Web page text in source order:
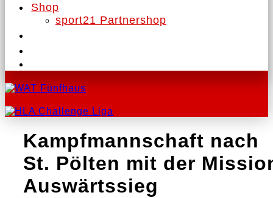
Shop
sport21 Partnershop
Kampfmannschaft nach
St. Pölten mit der
Auswärtssieg